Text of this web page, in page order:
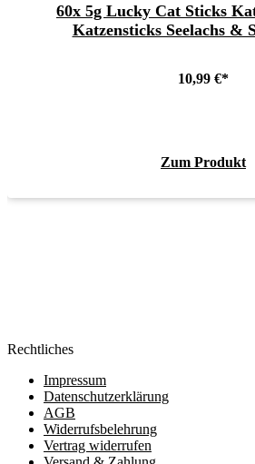
60x 5g Lucky Cat Sticks
Katzensticks Seelachs &
10,99 €
Zum Produkt
Rechtliches
Impressum
Datenschutzerklärung
AGB
Widerrufsbelehrung
Vertrag widerrufen